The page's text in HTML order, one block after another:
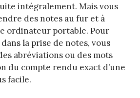
intégralement. Mais vous
des notes au fur et à
ordinateur portable. Pour
la prise de notes, vous
abréviations ou des mots
du compte rendu exact d’une
facile.